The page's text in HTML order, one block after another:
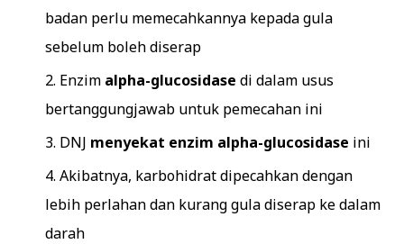
badan perlu memecahkannya kepada gula
sebelum boleh diserap
Enzim alpha-glucosidase di dalam usus
bertanggungjawab untuk pemecahan ini
DNJ menyekat enzim alpha-glucosidase ini
Akibatnya, karbohidrat dipecahkan dengan
lebih perlahan dan kurang gula diserap ke dalam
darah